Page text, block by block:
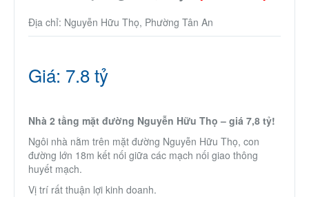
Chung cư
Ecocity Premia
Loại BĐS khác
Địa chỉ: Nguyễn Hữu Thọ, Phường Tân An
Giá: 7.8 tỷ
Nhà 2 tầng mặt đường Nguyễn Hữu Thọ – giá 7,8 tỷ!
Ngôi nhà nằm trên mặt đường Nguyễn Hữu Thọ, con
đường lớn 18m kết nối giữa các mạch nối giao thông
huyết mạch.
Vị trí rất thuận lợi kinh doanh.